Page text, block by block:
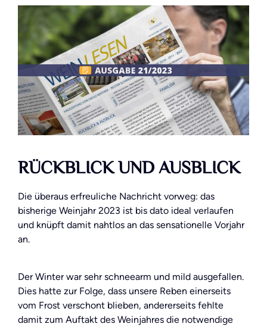
RÜCKBLICK UND AUSBLICK
Die überaus erfreuliche Nachricht vorweg: das
bisherige Weinjahr 2023 ist bis dato ideal verlaufen
und knüpft damit nahtlos an das sensationelle Vorjahr
an.
Der Winter war sehr schneearm und mild ausgefallen.
Dies hatte zur Folge, dass unsere Reben einerseits
vom Frost verschont blieben, andererseits fehlte
damit zum Auftakt des Weinjahres die notwendige